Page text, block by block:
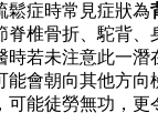
鬆症時常見症狀為
脊椎骨折、駝背、
時若未注意此一潛
能會朝向其他方向
能徒勞無功，更